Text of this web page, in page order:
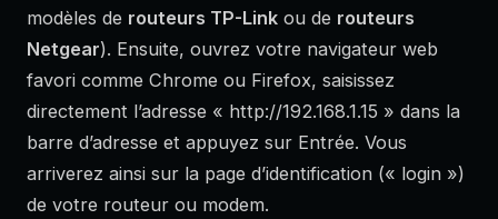
modèles de routeurs TP-Link ou de routeurs
Netgear). Ensuite, ouvrez votre navigateur web
favori comme Chrome ou Firefox, saisissez
directement l’adresse « http://192.168.1.15 » dans la
barre d’adresse et appuyez sur Entrée. Vous
arriverez ainsi sur la page d’identification (« login »)
de votre routeur ou modem.